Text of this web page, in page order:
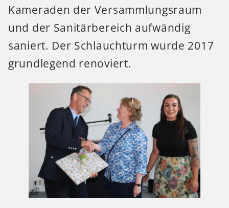
Kameraden der Versammlungsraum
und der Sanitärbereich aufwändig
saniert. Der Schlauchturm wurde 2017
grundlegend renoviert.